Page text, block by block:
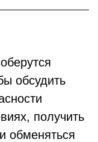
обсудить
получить
обменяться